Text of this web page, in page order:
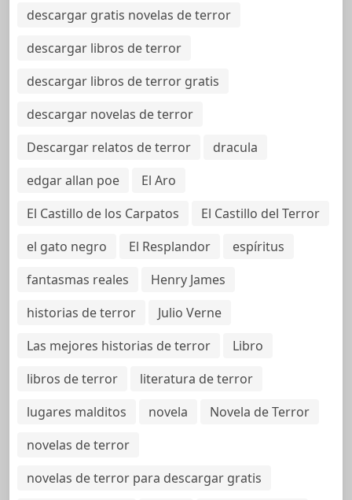
descargar gratis novelas de terror
descargar libros de terror
descargar libros de terror gratis
descargar novelas de terror
Descargar relatos de terror
dracula
edgar allan poe
El Aro
El Castillo de los Carpatos
El Castillo del Terror
el gato negro
El Resplandor
espíritus
fantasmas reales
Henry James
historias de terror
Julio Verne
Las mejores historias de terror
Libro
libros de terror
literatura de terror
lugares malditos
novela
Novela de Terror
novelas de terror
novelas de terror para descargar gratis